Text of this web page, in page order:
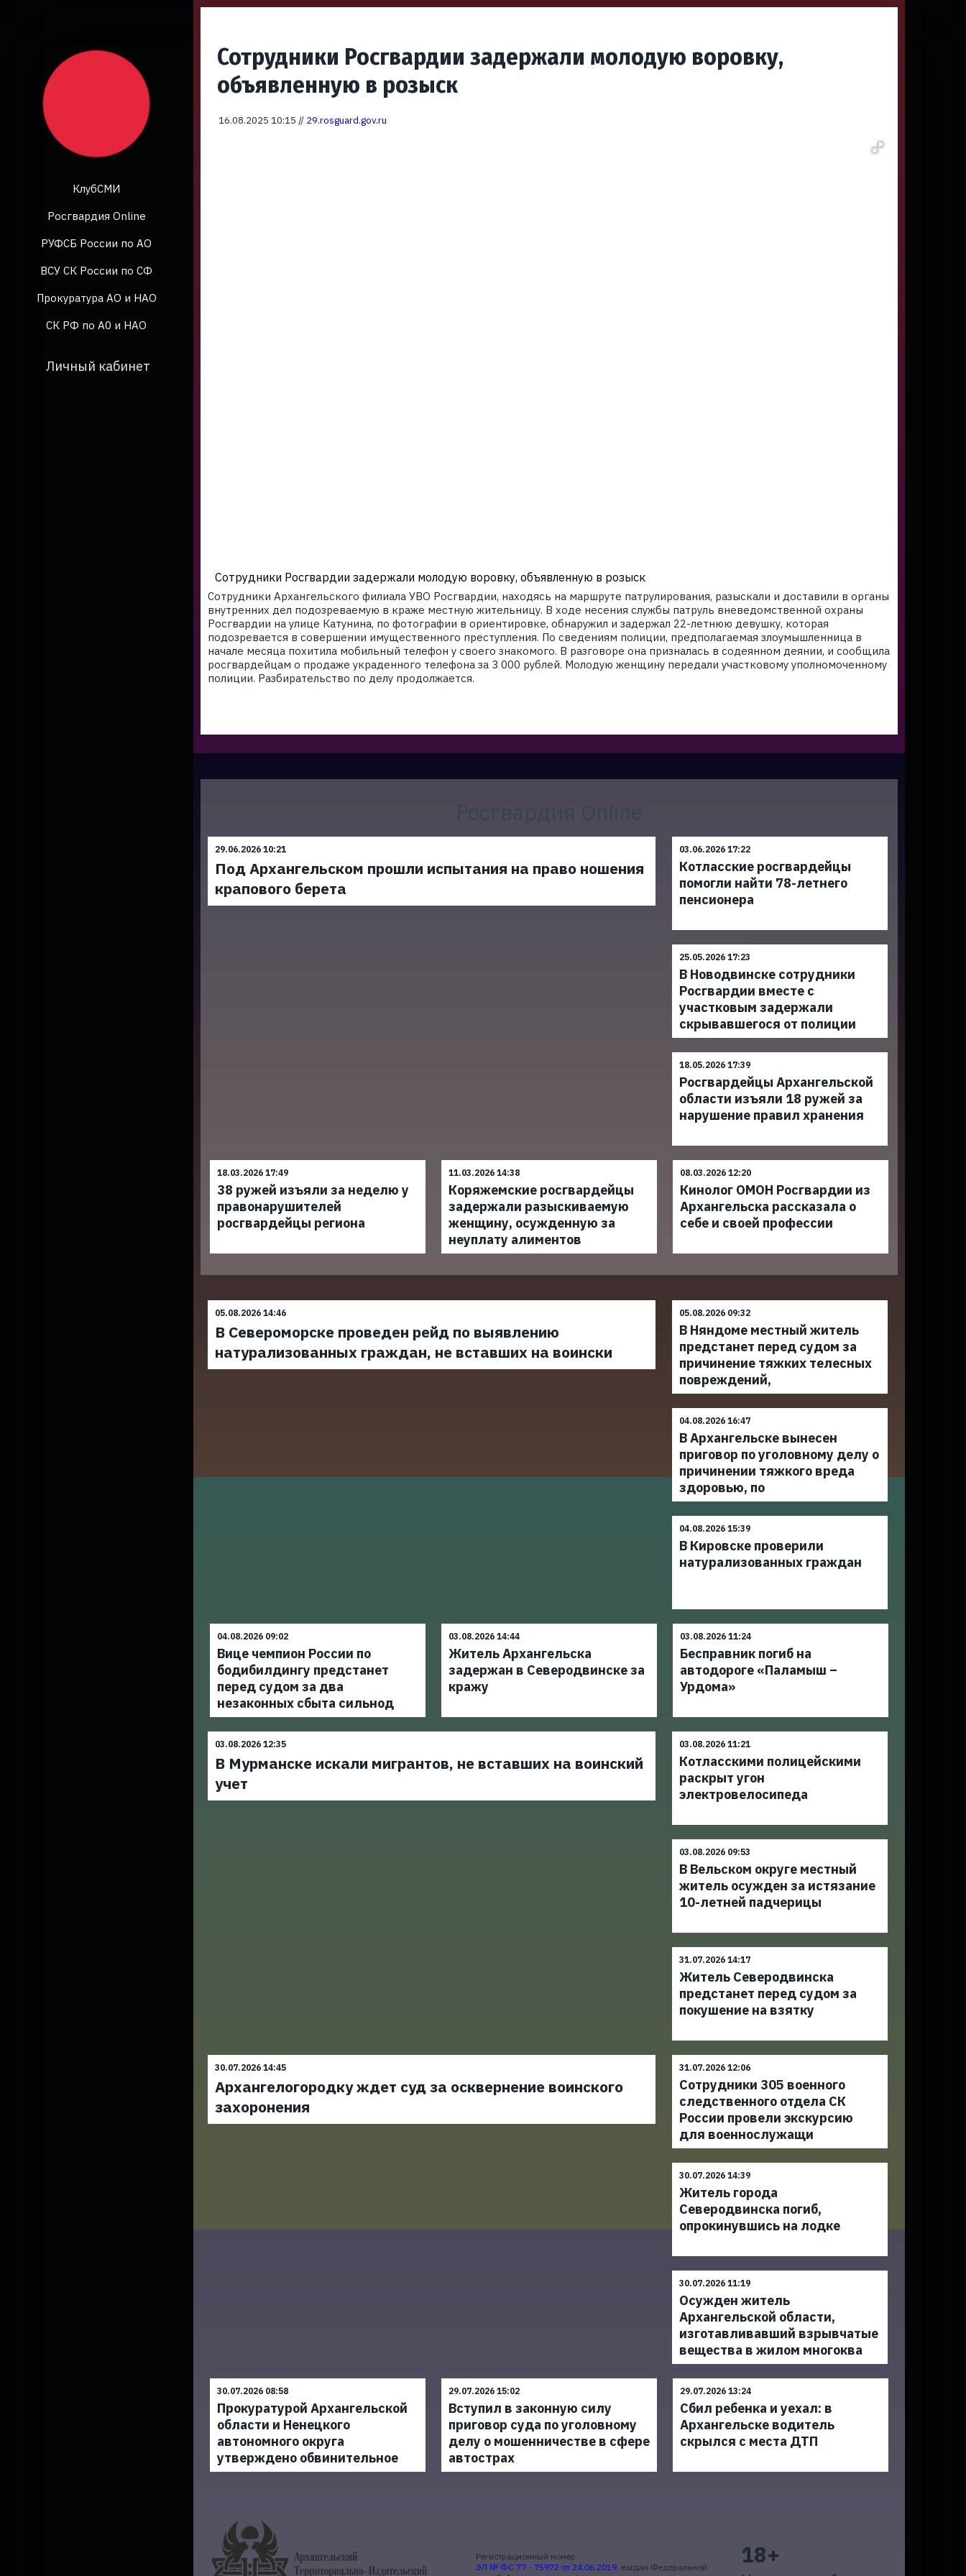
КлубСМИ
Росгвардия Online
РУФСБ России по АО
ВСУ СК России по СФ
Прокуратура АО и НАО
СК РФ по А0 и НАО
Личный кабинет
Сотрудники Росгвардии задержали молодую воровку,
объявленную в розыск
16.08.2025 10:15 // 29.rosguard.gov.ru
Сотрудники Росгвардии задержали молодую воровку, объявленную в розыск
Сотрудники Архангельского филиала УВО Росгвардии, находясь на маршруте патрулирования, разыскали и доставили в органы
внутренних дел подозреваемую в краже местную жительницу. В ходе несения службы патруль вневедомственной охраны
Росгвардии на улице Катунина, по фотографии в ориентировке, обнаружил и задержал 22-летнюю девушку, которая
подозревается в совершении имущественного преступления. По сведениям полиции, предполагаемая злоумышленница в
начале месяца похитила мобильный телефон у своего знакомого. В разговоре она призналась в содеянном деянии, и сообщила
росгвардейцам о продаже украденного телефона за 3 000 рублей. Молодую женщину передали участковому уполномоченному
полиции. Разбирательство по делу продолжается.
Росгвардия Online
29.06.2026 10:21
Под Архангельском прошли испытания на право ношения
крапового берета
03.06.2026 17:22
Котласские росгвардейцы
помогли найти 78-летнего
пенсионера
25.05.2026 17:23
В Новодвинске сотрудники
Росгвардии вместе с
участковым задержали
скрывавшегося от полиции
18.05.2026 17:39
Росгвардейцы Архангельской
области изъяли 18 ружей за
нарушение правил хранения
18.03.2026 17:49
38 ружей изъяли за неделю у
правонарушителей
росгвардейцы региона
11.03.2026 14:38
Коряжемские росгвардейцы
задержали разыскиваемую
женщину, осужденную за
неуплату алиментов
08.03.2026 12:20
Кинолог ОМОН Росгвардии из
Архангельска рассказала о
себе и своей профессии
05.08.2026 14:46
В Североморске проведен рейд по выявлению
натурализованных граждан, не вставших на воински
05.08.2026 09:32
В Няндоме местный житель
предстанет перед судом за
причинение тяжких телесных
повреждений,
04.08.2026 16:47
В Архангельске вынесен
приговор по уголовному делу о
причинении тяжкого вреда
здоровью, по
04.08.2026 15:39
В Кировске проверили
натурализованных граждан
04.08.2026 09:02
Вице чемпион России по
бодибилдингу предстанет
перед судом за два
незаконных сбыта сильнод
03.08.2026 14:44
Житель Архангельска
задержан в Северодвинске за
кражу
03.08.2026 12:35
В Мурманске искали мигрантов, не вставших на воинский
учет
03.08.2026 11:24
Бесправник погиб на
автодороге «Паламыш –
Урдома»
03.08.2026 11:21
Котласскими полицейскими
раскрыт угон
электровелосипеда
03.08.2026 09:53
В Вельском округе местный
житель осужден за истязание
10-летней падчерицы
31.07.2026 14:17
Житель Северодвинска
предстанет перед судом за
покушение на взятку
31.07.2026 12:06
Сотрудники 305 военного
следственного отдела СК
России провели экскурсию
для военнослужащи
30.07.2026 14:45
Архангелогородку ждет суд за осквернение воинского
захоронения
30.07.2026 14:39
Житель города
Северодвинска погиб,
опрокинувшись на лодке
30.07.2026 11:19
Осужден житель
Архангельской области,
изготавливавший взрывчатые
вещества в жилом многоква
30.07.2026 08:58
Прокуратурой Архангельской
области и Ненецкого
автономного округа
утверждено обвинительное
29.07.2026 15:02
Вступил в законную силу
приговор суда по уголовному
делу о мошенничестве в сфере
автострах
29.07.2026 13:24
Сбил ребенка и уехал: в
Архангельске водитель
скрылся с места ДТП
Регистрационный номер
ЭЛ № ФС 77 - 75972 от 24.06.2019, выдан Федеральной
18+